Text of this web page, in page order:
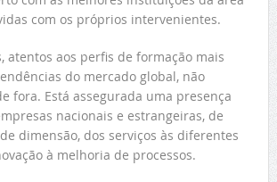
com os próprios intervenientes.
atentos aos perfis de formação mais
do mercado global, não
fora. Está assegurada uma presença
nacionais e estrangeiras, de
dimensão, dos serviços às diferentes
à melhoria de processos.